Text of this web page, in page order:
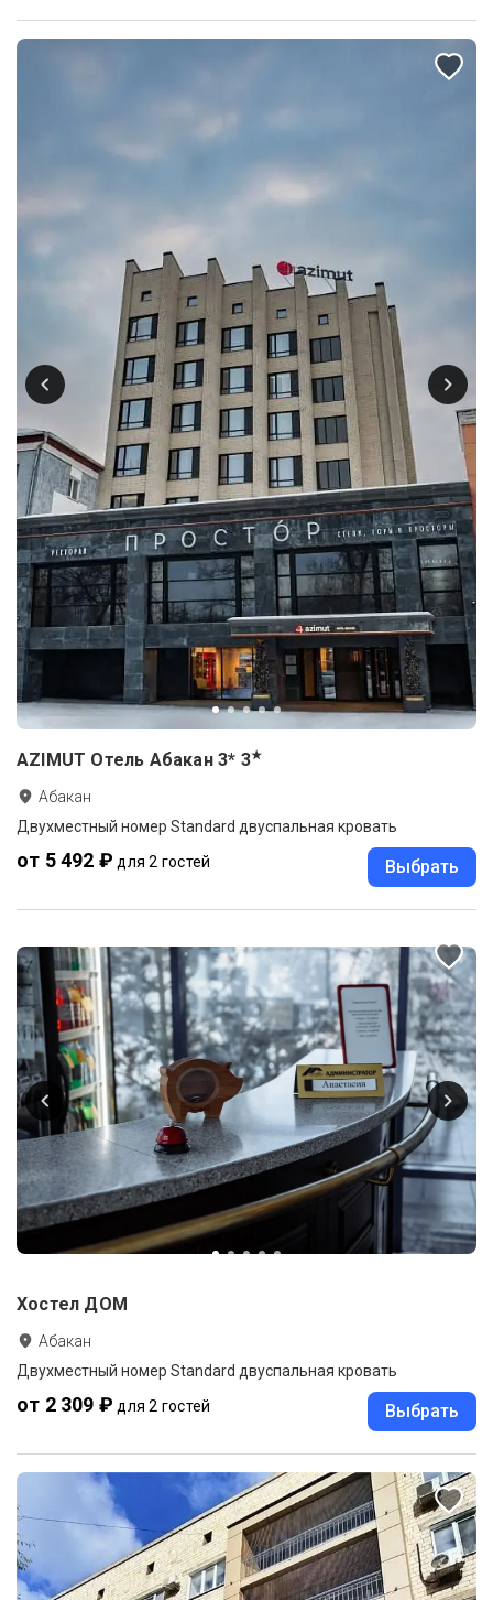
AZIMUT Отель Абакан 3* 3★
Абакан
Двухместный номер Standard двуспальная кровать
от 5 492 ₽ для 2 гостей Выбрать
Хостел ДОМ
Абакан
Двухместный номер Standard двуспальная кровать
от 2 309 ₽ для 2 гостей Выбрать